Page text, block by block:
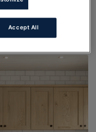
Accept All